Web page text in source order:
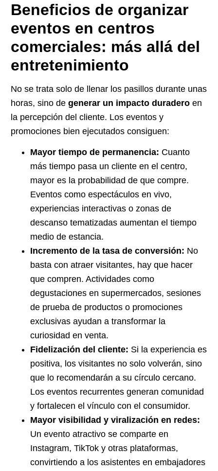
Beneficios de organizar
eventos en centros
comerciales: más allá del
entretenimiento
No se trata solo de llenar los pasillos durante unas
horas, sino degenerar un impacto duradero en
la percepción del cliente. Los eventos y
promociones bien ejecutados consiguen:
Mayor tiempo de permanencia: Cuanto
más tiempo pasa un cliente en el centro,
mayor es la probabilidad de que compre.
Eventos como espectáculos en vivo,
experiencias interactivas o zonas de
descanso tematizadas aumentan el tiempo
medio de estancia.
Incremento de la tasa de conversión: No
basta con atraer visitantes, hay que hacer
que compren. Actividades como
degustaciones en supermercados, sesiones
de prueba de productos o promociones
exclusivas ayudan a transformar la
curiosidad en venta.
Fidelización del cliente: Si la experiencia es
positiva, los visitantes no solo volverán, sino
que lo recomendarán a su círculo cercano.
Los eventos recurrentes generan comunidad
y fortalecen el vínculo con el consumidor.
Mayor visibilidad y viralización en redes:
Un evento atractivo se comparte en
Instagram, TikTok y otras plataformas,
convirtiendo a los asistentes en embajadores